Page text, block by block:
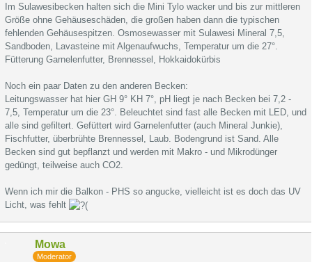
Im Sulawesibecken halten sich die Mini Tylo wacker und bis zur mittleren
Größe ohne Gehäuseschäden, die großen haben dann die typischen
fehlenden Gehäusespitzen. Osmosewasser mit Sulawesi Mineral 7,5,
Sandboden, Lavasteine mit Algenaufwuchs, Temperatur um die 27°.
Fütterung Garnelenfutter, Brennessel, Hokkaidokürbis
Noch ein paar Daten zu den anderen Becken:
Leitungswasser hat hier GH 9° KH 7°, pH liegt je nach Becken bei 7,2 -
7,5, Temperatur um die 23°. Beleuchtet sind fast alle Becken mit LED, und
alle sind gefiltert. Gefüttert wird Garnelenfutter (auch Mineral Junkie),
Fischfutter, überbrühte Brennessel, Laub. Bodengrund ist Sand. Alle
Becken sind gut bepflanzt und werden mit Makro - und Mikrodünger
gedüngt, teilweise auch CO2.
Wenn ich mir die Balkon - PHS so angucke, vielleicht ist es doch das UV
Licht, was fehlt
Mowa
Moderator